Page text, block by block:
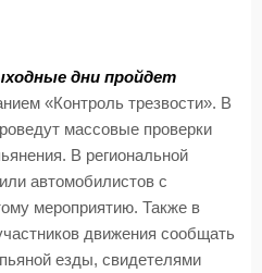
дни пройдет
«Контроль трезвости». В
массовые проверки
В региональной
автомобилистов с
мероприятию. Также в
движения сообщать
езды, свидетелями